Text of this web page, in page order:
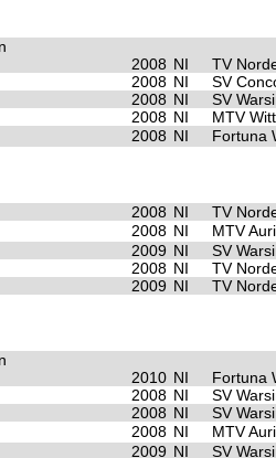
2008 NI
TV
2008 NI
SV
2008 NI
SV
2008 NI
MTV
2008 NI Fortuna
2008 NI
TV
2008 NI
MTV
2009 NI
SV
2008 NI
TV
2009 NI TV
2010 NI
Fortuna
2008 NI
SV
2008 NI
SV
2008 NI
MTV
2009 NI SV